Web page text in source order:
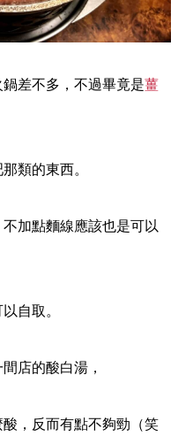
差不多， 不過畢竟是薑
類的東西。
不加點麵線應該也是可以
自取。
店的酸白湯，
，反而有點不夠勁（笑